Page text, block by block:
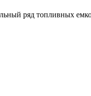
ряд топливных